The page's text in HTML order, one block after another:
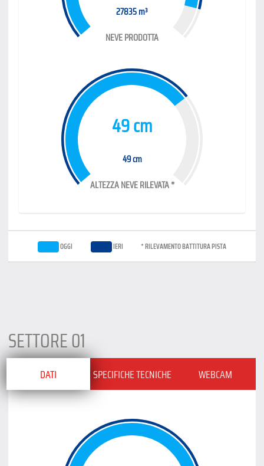
NEVE PRODOTTA
27835 m³
ALTEZZA NEVE RILEVATA *
49 cm
49 cm
OGGI IERI * RILEVAMENTO BATTITURA PISTA
SETTORE 01
DATI SPECIFICHE TECNICHE WEBCAM